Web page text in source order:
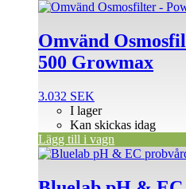
Omvänd
500 Growmax
3.032 SEK
I lager
Kan skickas idag
Lägg till i vagn